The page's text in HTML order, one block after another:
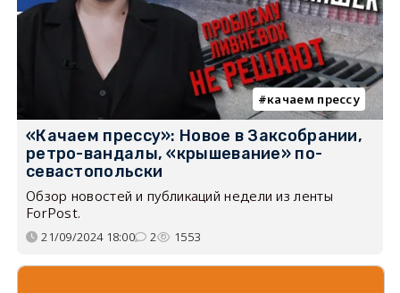
качаем прессу
«Качаем прессу»: Новое в Заксобрании,
ретро-вандалы, «крышевание» по-
севастопольски
Обзор новостей и публикаций недели из ленты
ForPost.
21/09/2024 18:00 2 1553